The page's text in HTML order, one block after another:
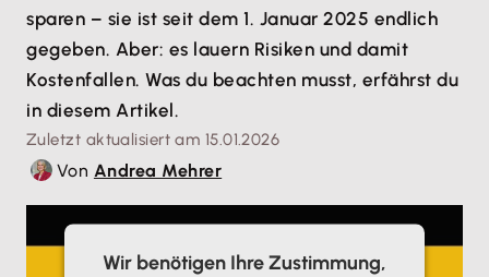
sparen – sie ist seit dem 1. Januar 2025 endlich
gegeben. Aber: es lauern Risiken und damit
Kostenfallen. Was du beachten musst, erfährst du
in diesem Artikel.
Zuletzt aktualisiert am 15.01.2026
Von Andrea Mehrer
Wir benötigen Ihre Zustimmung,